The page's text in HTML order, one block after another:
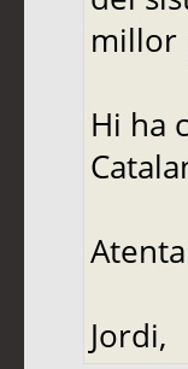
millor
Hi ha
Jordi,